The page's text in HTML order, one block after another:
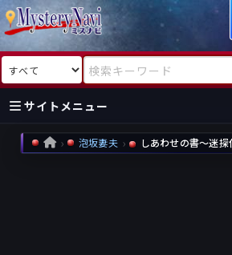
検索対象 検索キーワード
サイトメニュー
国内
海外
新着
HOME 泡坂妻夫 しあわせの書〜迷